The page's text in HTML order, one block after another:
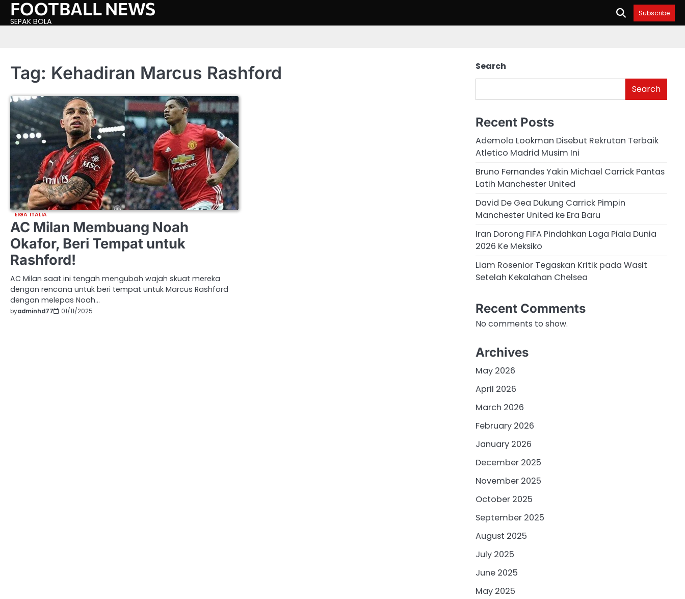
SkipFOOTBALL NEWS
SEPAK BOLA
Subscribe
Tag: Kehadiran Marcus Rashford
LIGA ITALIA
AC Milan Membuang Noah
Okafor, Beri Tempat untuk
Rashford!
AC Milan saat ini tengah mengubah wajah skuat mereka
dengan rencana untuk beri tempat untuk Marcus Rashford
dengan melepas Noah…
byadminhd77 01/11/2025
Search
Search
Recent Posts
Ademola Lookman Disebut Rekrutan Terbaik
Atletico Madrid Musim Ini
Bruno Fernandes Yakin Michael Carrick Pantas
Latih Manchester United
David De Gea Dukung Carrick Pimpin
Manchester United ke Era Baru
Iran Dorong FIFA Pindahkan Laga Piala Dunia
2026 Ke Meksiko
Liam Rosenior Tegaskan Kritik pada Wasit
Setelah Kekalahan Chelsea
Recent Comments
No comments to show.
Archives
May 2026
April 2026
March 2026
February 2026
January 2026
December 2025
November 2025
October 2025
September 2025
August 2025
July 2025
June 2025
May 2025